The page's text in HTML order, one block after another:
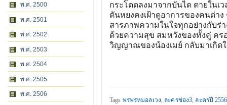
พ.ศ. 2500
พ.ศ. 2501
พ.ศ. 2502
พ.ศ. 2503
พ.ศ. 2504
พ.ศ. 2505
พ.ศ. 2506
กระโดดลงมาจากบันได ตายใน
ตันหยงคงเฝ้าดูอาการของคนต่า
สารภาพความในใจทุกอย่างกับร่
ด้วยความสุข สมหวังของทั้งคู่ คร
วิญญาณของน้องเมย์ กลับมาเกิด
Tags พรพรหมอลเวง, ละครช่อง3, ละครปี 2556